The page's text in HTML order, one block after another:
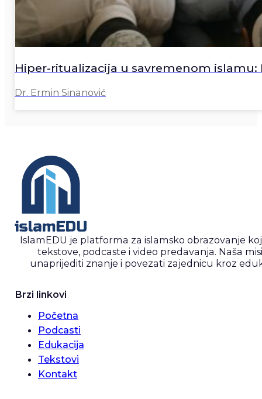
Hiper-ritualizacija u savremenom
Dr. Ermin Sinanović
IslamEDU je platforma za islamsko obrazovanje
tekstove, podcaste i video predavanja. Naša
unaprijediti znanje i povezati zajednicu kroz
Brzi linkovi
Početna
Podcasti
Edukacija
Tekstovi
Kontakt